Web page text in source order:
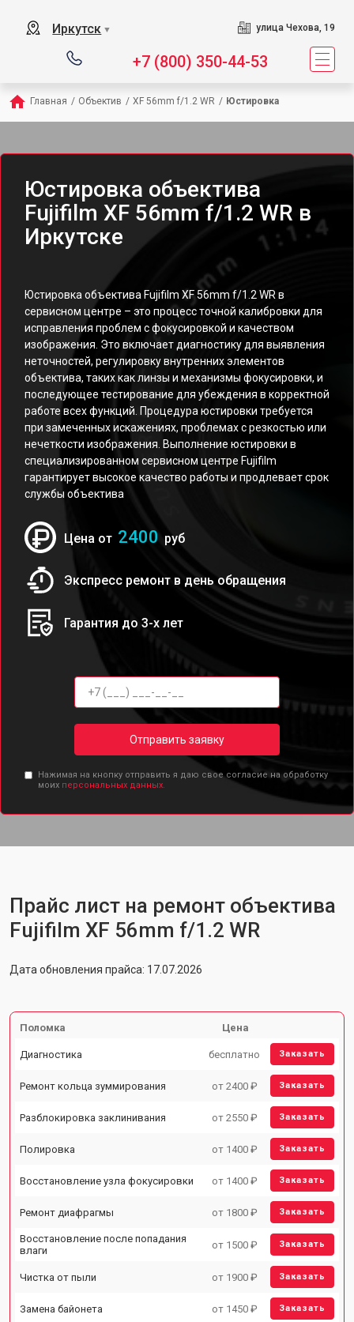
Иркутск ▼ улица Чехова, 19
+7 (800) 350-44-53
Главная / Объектив / XF 56mm f/1.2 WR / Юстировка
Юстировка объектива
Fujifilm XF 56mm f/1.2 WR в
Иркутске
Юстировка объектива Fujifilm XF 56mm f/1.2 WR в
сервисном центре – это процесс точной калибровки для
исправления проблем с фокусировкой и качеством
изображения. Это включает диагностику для выявления
неточностей, регулировку внутренних элементов
объектива, таких как линзы и механизмы фокусировки, и
последующее тестирование для убеждения в корректной
работе всех функций. Процедура юстировки требуется
при замеченных искажениях, проблемах с резкостью или
нечеткости изображения. Выполнение юстировки в
специализированном сервисном центре Fujifilm
гарантирует высокое качество работы и продлевает срок
службы объектива
Цена от 2400 руб
Экспресс ремонт в день обращения
Гарантия до 3-х лет
Отправить заявку
Нажимая на кнопку отправить я даю свое согласие на обработку
моих персональных данных.
Прайс лист на ремонт объектива
Fujifilm XF 56mm f/1.2 WR
Дата обновления прайса: 17.07.2026
Поломка Цена
Диагностика бесплатно Заказать
Ремонт кольца зуммирования от 2400 ₽ Заказать
Разблокировка заклинивания от 2550 ₽ Заказать
Полировка от 1400 ₽ Заказать
Восстановление узла фокусировки от 1400 ₽ Заказать
Ремонт диафрагмы от 1800 ₽ Заказать
Восстановление после попадания
влаги
от 1500 ₽ Заказать
Чистка от пыли от 1900 ₽ Заказать
Замена байонета от 1450 ₽ Заказать